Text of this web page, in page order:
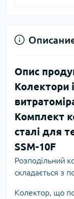
Опис
Колектори
Комплект
сталі для
SSM-10F
Розподільний
складається з
Колектор, що